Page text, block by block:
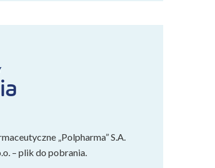
„Polpharma” S.A.
– plik do pobrania.